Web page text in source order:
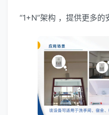
“1+N”架构 ，提供更多的